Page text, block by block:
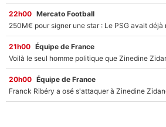
22h00 Mercato Football
21h00 Équipe de France
20h00 Équipe de France